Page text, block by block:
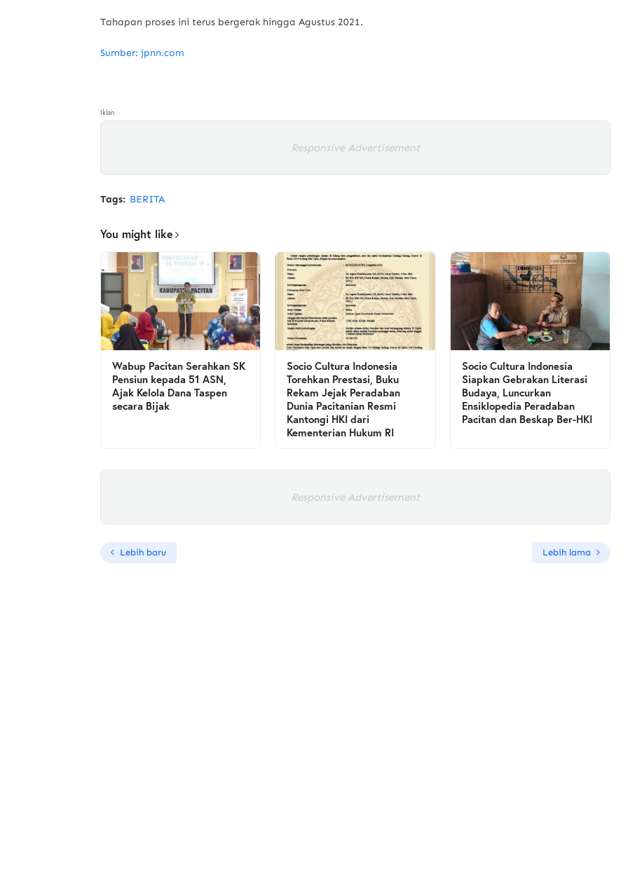
Tahapan proses ini terus bergerak hingga Agustus 2021.
Sumber: jpnn.com
Iklan
Responsive Advertisement
Tags: BERITA
You might like
Wabup Pacitan Serahkan SK
Pensiun kepada 51 ASN,
Ajak Kelola Dana Taspen
secara Bijak
Socio Cultura Indonesia
Torehkan Prestasi, Buku
Rekam Jejak Peradaban
Dunia Pacitanian Resmi
Kantongi HKI dari
Kementerian Hukum RI
Socio Cultura Indonesia
Siapkan Gebrakan Literasi
Budaya, Luncurkan
Ensiklopedia Peradaban
Pacitan dan Beskap Ber-HKI
Responsive Advertisement
Lebih baru Lebih lama